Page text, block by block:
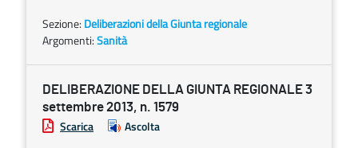
Sezione: Deliberazioni della Giunta regionale
Argomenti:Sanità
DELIBERAZIONE DELLA GIUNTA REGIONALE 3
settembre 2013, n. 1579
Scarica Ascolta